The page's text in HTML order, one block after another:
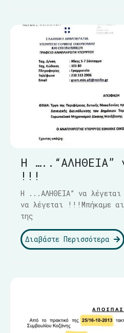
Η …..“ΑΛΗΘΕΙΑ”
!!!
Η ...ΑΛΗΘΕΙΑ” να
να λέγεται !!!Μπήκαμε
της
Διαβάστε Περισσότερα